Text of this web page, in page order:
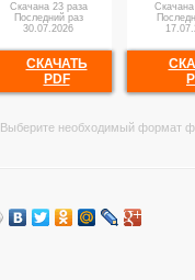
Скачана 23 раза
Последний раз
30.07.2026
СКАЧАТЬ
PDF
Выберите необходимый формат